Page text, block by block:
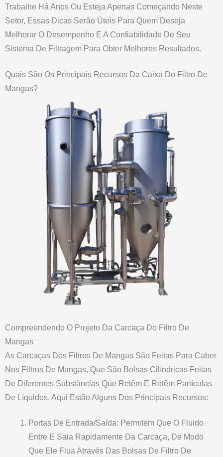
Trabalhe Há Anos Ou Esteja Apenas Começando Neste
Setor, Essas Dicas Serão Úteis Para Quem Deseja
Melhorar O Desempenho E A Confiabilidade De Seu
Sistema De Filtragem Para Obter Melhores Resultados.
Quais São Os Principais Recursos Da Caixa Do Filtro De
Mangas?
Compreendendo O Projeto Da Carcaça Do Filtro De
Mangas
As Carcaças Dos Filtros De Mangas São Feitas Para Caber
Nos Filtros De Mangas, Que São Bolsas Cilíndricas Feitas
De Diferentes Substâncias Que Retêm E Retêm Partículas
De Líquidos. Aqui Estão Alguns Dos Principais Recursos:
Portas De Entrada/saída: Permitem Que O Fluido
Entre E Saia Rapidamente Da Carcaça, De Modo
Que Ele Flua Através Das Bolsas De Filtro De